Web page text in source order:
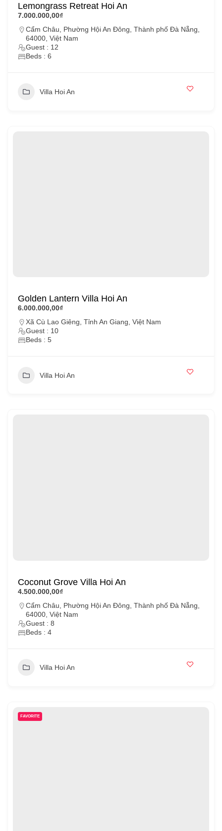
Lemongrass Retreat Hoi An
7.000.000,00₫
Cẩm Châu, Phường Hội An Đông, Thành phố Đà Nẵng,
64000, Việt Nam
Guest : 12
Beds : 6
Villa Hoi An
Golden Lantern Villa Hoi An
6.000.000,00₫
Xã Cù Lao Giêng, Tỉnh An Giang, Việt Nam
Guest : 10
Beds : 5
Villa Hoi An
Coconut Grove Villa Hoi An
4.500.000,00₫
Cẩm Châu, Phường Hội An Đông, Thành phố Đà Nẵng,
64000, Việt Nam
Guest : 8
Beds : 4
Villa Hoi An
FAVORITE